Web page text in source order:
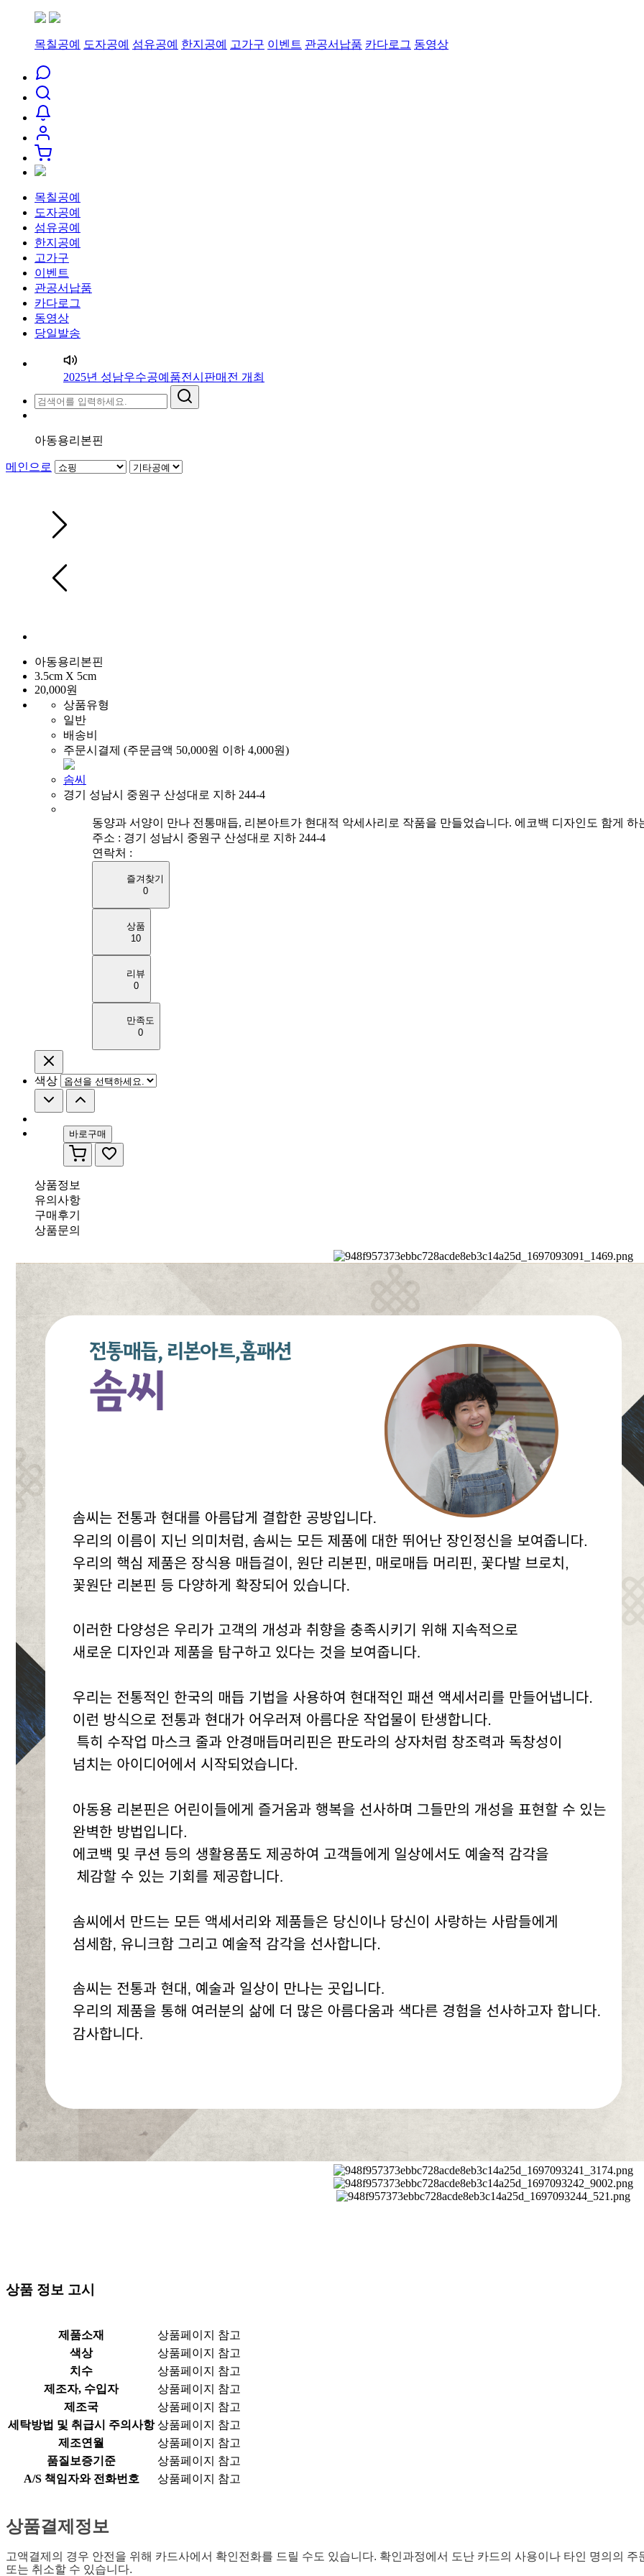
목칠공예 도자공예 섬유공예 한지공예 고가구 이벤트 관공서납품 카다로그 동영상
목칠공예
도자공예
섬유공예
한지공예
고가구
이벤트
관공서납품
카다로그
동영상
당일발송
2025년 성남우수공예품전시판매전 개최
아동용리본핀
메인으로
아동용리본핀
3.5cm X 5cm
20,000원
상품유형
일반
배송비
주문시결제 (주문금액 50,000원 이하 4,000원)
솜씨
경기 성남시 중원구 산성대로 지하 244-4
동양과 서양이 만나 전통매듭, 리본아트가 현대적 악세사리로 작품을 만들었습니다. 에코백 디자인도 함게 하
주소 : 경기 성남시 중원구 산성대로 지하 244-4
연락처 :
즐겨찾기
0
상품
10
리뷰
0
만족도
0
색상
바로구매
상품정보
유의사항
구매후기
상품문의
상품 정보 고시
제품소재
상품페이지 참고
색상
상품페이지 참고
치수
상품페이지 참고
제조자, 수입자
상품페이지 참고
제조국
상품페이지 참고
세탁방법 및 취급시 주의사항 상품페이지 참고
제조연월
상품페이지 참고
품질보증기준
상품페이지 참고
A/S 책임자와 전화번호
상품페이지 참고
상품결제정보
고액결제의 경우 안전을 위해 카드사에서 확인전화를 드릴 수도 있습니다. 확인과정에서 도난 카드의 사용이나 타인 명의의
또는 취소할 수 있습니다.